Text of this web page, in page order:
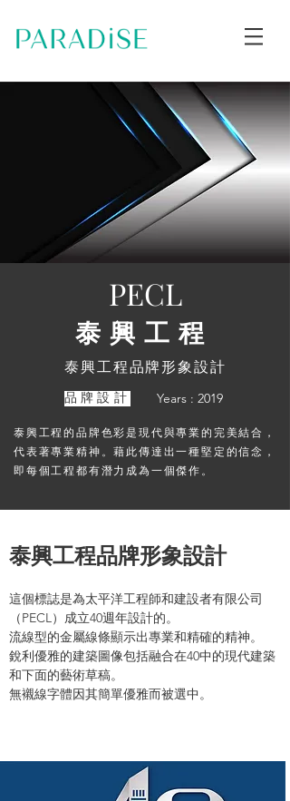
PECL
泰興工程
泰興工程品牌形象設計
品牌設計 Years : 2019
泰興工程的品牌色彩是現代與專業的完美結合，
代表著專業精神。藉此傳達出一種堅定的信念，
即每個工程都有潛力成為一個傑作。
泰興工程品牌形象設計
這個標誌是為太平洋工程師和建設者有限公司
（PECL）成立40週年設計的。
流線型的金屬線條顯示出專業和精確的精神。
銳利優雅的建築圖像包括融合在40中的現代建築
和下面的藝術草稿。
無襯線字體因其簡單優雅而被選中。